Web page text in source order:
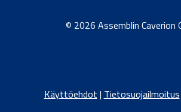
© 2026 Assemblin Caverion
Käyttöehdot|Tietosuojailmoitus